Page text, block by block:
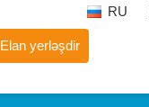
RU
Elan yerləşdir